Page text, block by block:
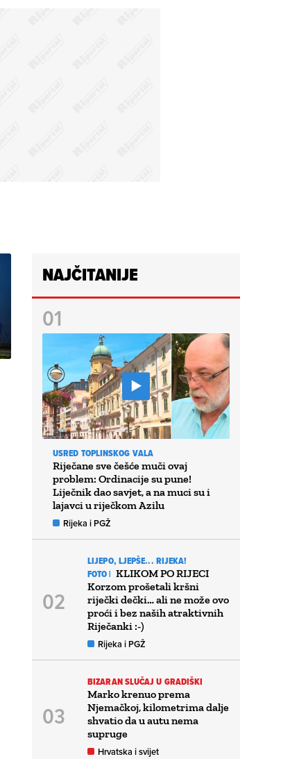
NAJČITANIJE
USRED TOPLINSKOG VALA
Riječane sve češće muči ovaj
problem: Ordinacije su pune!
Liječnik dao savjet, a na muci su i
lajavci u riječkom Azilu
Rijeka i PGŽ
LIJEPO, LJEPŠE... RIJEKA!
FOTO | KLIKOM PO RIJECI
Korzom prošetali kršni
riječki dečki… ali ne može ovo
proći i bez naših atraktivnih
Riječanki :-)
Rijeka i PGŽ
BIZARAN SLUČAJ U GRADIŠKI
Marko krenuo prema
Njemačkoj, kilometrima dalje
shvatio da u autu nema
supruge
Hrvatska i svijet